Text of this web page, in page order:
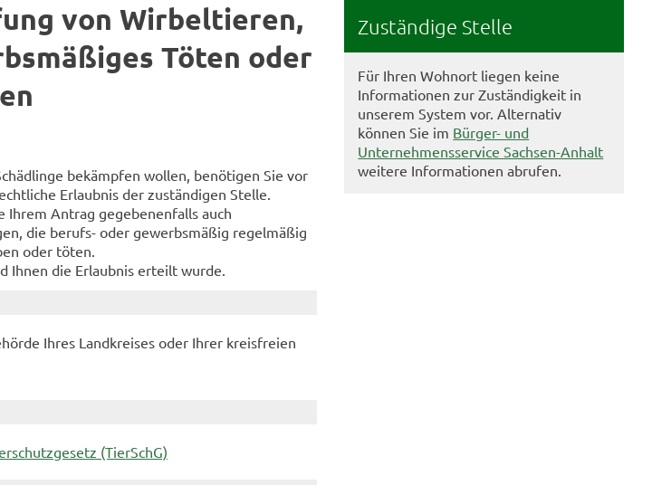
von Wirbeltieren,
Töten oder
bekämpfen wollen, benötigen Sie vor
Erlaubnis der zuständigen Stelle.
Ihrem Antrag gegebenenfalls auch
die berufs- oder gewerbsmäßig regelmäßig
oder töten.
Ihnen die Erlaubnis erteilt wurde.
Ihres Landkreises oder Ihrer kreisfreien
(TierSchG)
Zuständige Stelle
Für Ihren Wohnort liegen keine
Informationen zur Zuständigkeit in
unserem System vor. Alternativ
können Sie im Bürger- und
Unternehmensservice Sachsen-Anhalt
weitere Informationen abrufen.